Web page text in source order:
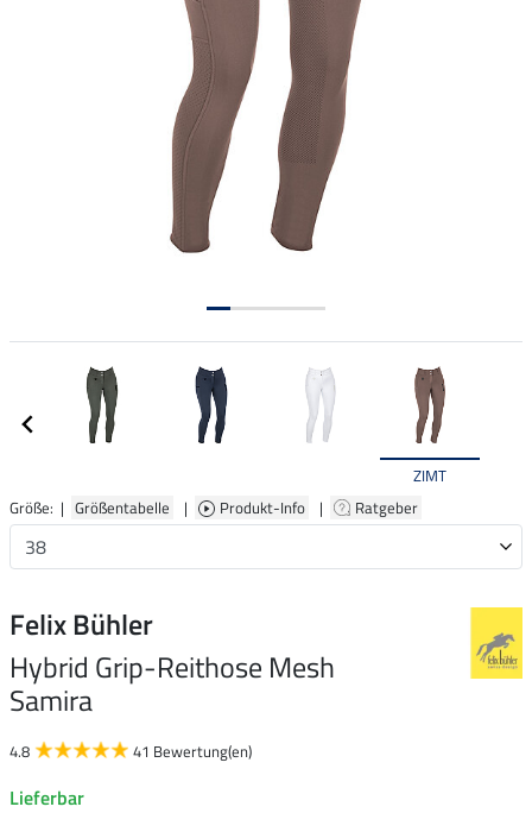
ZIMT
Größe: | Größentabelle | Produkt-Info | Ratgeber
Felix Bühler
Hybrid Grip-Reithose Mesh
Samira
4.8 41 Bewertung(en)
Lieferbar